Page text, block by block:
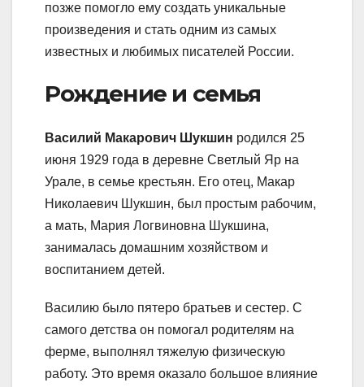
позже помогло ему создать уникальные
произведения и стать одним из самых
известных и любимых писателей России.
Рождение и семья
Василий Макарович Шукшин родился 25
июня 1929 года в деревне Светлый Яр на
Урале, в семье крестьян. Его отец, Макар
Николаевич Шукшин, был простым рабочим,
а мать, Мария Логвиновна Шукшина,
занималась домашним хозяйством и
воспитанием детей.
Василию было пятеро братьев и сестер. С
самого детства он помогал родителям на
ферме, выполнял тяжелую физическую
работу. Это время оказало большое влияние